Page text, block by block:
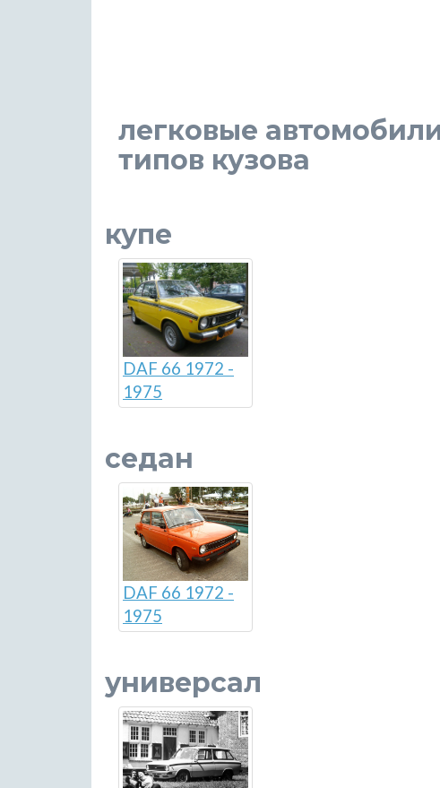
легковые
типов кузова
купе
DAF 66 1972 -
1975
седан
DAF 66 1972 -
1975
универсал